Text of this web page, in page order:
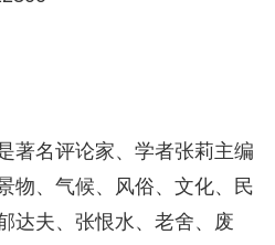
著名评论家、学者张莉主编
物、气候、风俗、文化、民
达夫、张恨水、老舍、废